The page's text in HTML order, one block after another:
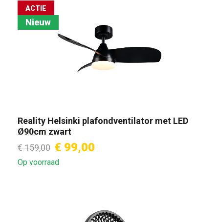
ACTIE
Nieuw
Reality Helsinki plafondventilator met LED
Ø90cm zwart
€ 159,00 € 99,00
Op voorraad